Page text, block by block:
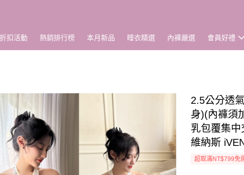
扣活動 熱銷排行榜 本月新品 睡衣精選 內褲嚴選 會員好禮
2.5公分透
身)(內褲須
乳包覆集
維納斯
超取滿NT$799免